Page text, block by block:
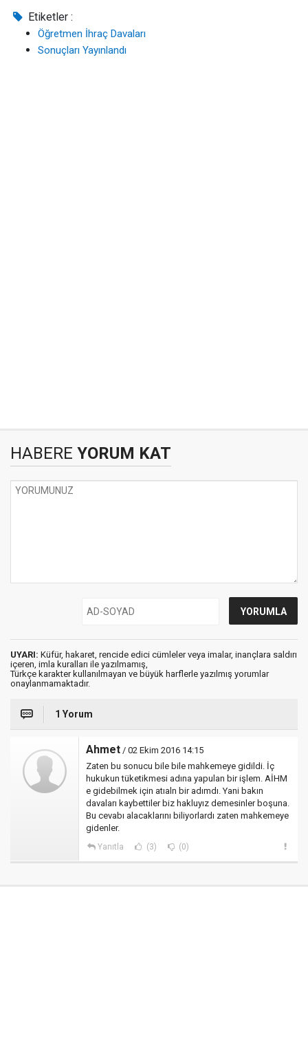
Etiketler :
Öğretmen İhraç Davaları
Sonuçları Yayınlandı
HABERE YORUM KAT
UYARI: Küfür, hakaret, rencide edici cümleler veya imalar, inançlara saldırı
içeren, imla kuralları ile yazılmamış,
Türkçe karakter kullanılmayan ve büyük harflerle yazılmış yorumlar
onaylanmamaktadır.
1 Yorum
Ahmet / 02 Ekim 2016 14:15
Zaten bu sonucu bile bile mahkemeye gidildi. İç
hukukun tüketikmesi adına yapulan bir işlem. AİHM
e gidebilmek için atıaln bir adımdı. Yani bakın
davaları kaybettiler biz hakluyız demesinler boşuna.
Bu cevabı alacaklarını biliyorlardı zaten mahkemeye
gidenler.
Yanıtla (3) (0)